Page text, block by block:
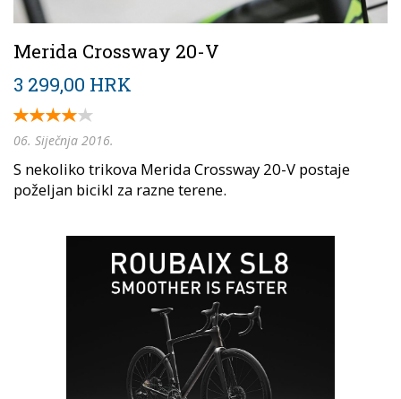
Merida Crossway 20-V
3 299,00 HRK
06. Siječnja 2016.
S nekoliko trikova Merida Crossway 20-V postaje
poželjan bicikl za razne terene.